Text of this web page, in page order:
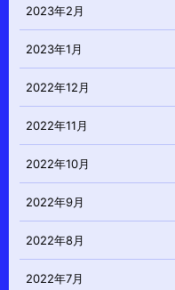
2023年2月
2023年1月
2022年12月
2022年11月
2022年10月
2022年9月
2022年8月
2022年7月